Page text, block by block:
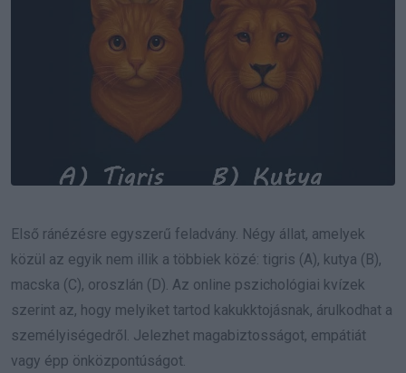
Első ránézésre egyszerű feladvány. Négy állat, amelyek
közül az egyik nem illik a többiek közé: tigris (A), kutya (B),
macska (C), oroszlán (D). Az online pszichológiai kvízek
szerint az, hogy melyiket tartod kakukktojásnak, árulkodhat a
személyiségedről. Jelezhet magabiztosságot, empátiát
vagy épp önközpontúságot.